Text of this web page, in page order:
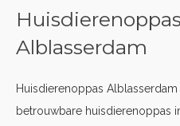
Alblasserdam
Huisdierenoppas
betrouwbare huisdierenoppas